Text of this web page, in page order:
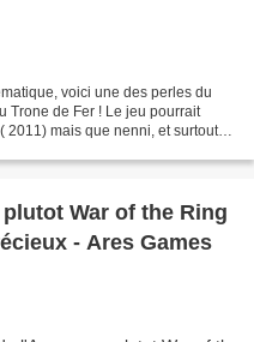
voici une des perles du
Trone de Fer ! Le jeu pourrait
mais que nenni, et surtout il
War of the Ring
- Ares Games